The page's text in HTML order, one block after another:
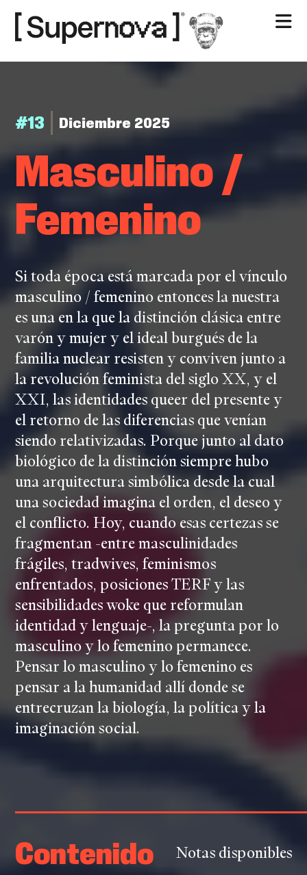
Nosotros
Contacto
#13 Diciembre 2025
Ma­scu­li­no /
Fe­me­ni­no
Si toda época está marcada por el vínculo
masculino / femenino entonces la nuestra
es una en la que la distinción clásica entre
varón y mujer y el ideal burgués de la
familia nuclear resisten y conviven junto a
la revolución feminista del siglo XX, y el
XXI, las identidades queer del presente y
el retorno de las diferencias que venían
siendo relativizadas. Porque junto al dato
biológico de la distinción siempre hubo
una arquitectura simbólica desde la cual
una sociedad imagina el orden, el deseo y
el conflicto. Hoy, cuando esas certezas se
fragmentan -entre masculinidades
frágiles, tradwives, feminismos
enfrentados, posiciones TERF y las
sensibilidades woke que reformulan
identidad y lenguaje-, la pregunta por lo
masculino y lo femenino permanece.
Pensar lo masculino y lo femenino es
pensar a la humanidad allí donde se
entrecruzan la biología, la política y la
imaginación social.
Contenido Notas disponibles